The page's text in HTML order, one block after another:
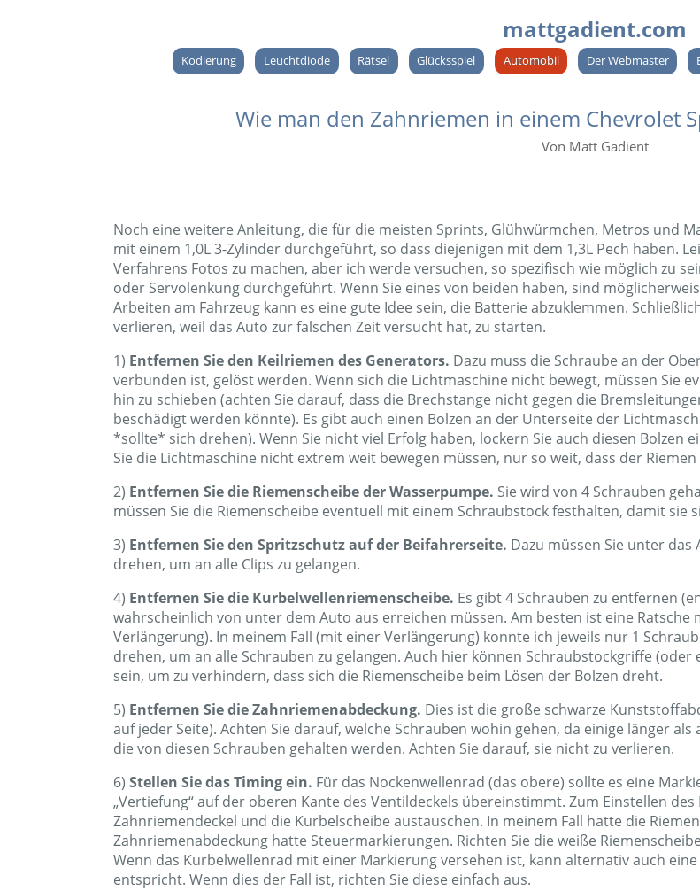
mattgadient.com
Kodierung Leuchtdiode Rätsel Glücksspiel Automobil Der Webmaster
Wie man den Zahnriemen in einem Chevrolet
Von Matt Gadient
Noch eine weitere Anleitung, die für die meisten Sprints, Glühwürmchen, Metros und
mit einem 1,0L 3-Zylinder durchgeführt, so dass diejenigen mit dem 1,3L Pech haben.
Verfahrens Fotos zu machen, aber ich werde versuchen, so spezifisch wie möglich zu
oder Servolenkung durchgeführt. Wenn Sie eines von beiden haben, sind
Arbeiten am Fahrzeug kann es eine gute Idee sein, die Batterie abzuklemmen.
verlieren, weil das Auto zur falschen Zeit versucht hat, zu starten.
1) Entfernen Sie den Keilriemen des Generators. Dazu muss die Schraube an der
verbunden ist, gelöst werden. Wenn sich die Lichtmaschine nicht bewegt, müssen Sie
hin zu schieben (achten Sie darauf, dass die Brechstange nicht gegen die
beschädigt werden könnte). Es gibt auch einen Bolzen an der Unterseite der
*sollte* sich drehen). Wenn Sie nicht viel Erfolg haben, lockern Sie auch diesen Bolzen
Sie die Lichtmaschine nicht extrem weit bewegen müssen, nur so weit, dass der
2) Entfernen Sie die Riemenscheibe der Wasserpumpe. Sie wird von 4 Schrauben
müssen Sie die Riemenscheibe eventuell mit einem Schraubstock festhalten, damit sie
3) Entfernen Sie den Spritzschutz auf der Beifahrerseite. Dazu müssen Sie unter
drehen, um an alle Clips zu gelangen.
4) Entfernen Sie die Kurbelwellenriemenscheibe. Es gibt 4 Schrauben zu entfernen
wahrscheinlich von unter dem Auto aus erreichen müssen. Am besten ist eine Ratsche
Verlängerung). In meinem Fall (mit einer Verlängerung) konnte ich jeweils nur 1
drehen, um an alle Schrauben zu gelangen. Auch hier können Schraubstockgriffe
sein, um zu verhindern, dass sich die Riemenscheibe beim Lösen der Bolzen dreht.
5) Entfernen Sie die Zahnriemenabdeckung. Dies ist die große schwarze
auf jeder Seite). Achten Sie darauf, welche Schrauben wohin gehen, da einige länger
die von diesen Schrauben gehalten werden. Achten Sie darauf, sie nicht zu verlieren.
6) Stellen Sie das Timing ein. Für das Nockenwellenrad (das obere) sollte es eine
„Vertiefung“ auf der oberen Kante des Ventildeckels übereinstimmt. Zum Einstellen
Zahnriemendeckel und die Kurbelscheibe austauschen. In meinem Fall hatte die
Zahnriemenabdeckung hatte Steuermarkierungen. Richten Sie die weiße
Wenn das Kurbelwellenrad mit einer Markierung versehen ist, kann alternativ auch
entspricht. Wenn dies der Fall ist, richten Sie diese einfach aus.